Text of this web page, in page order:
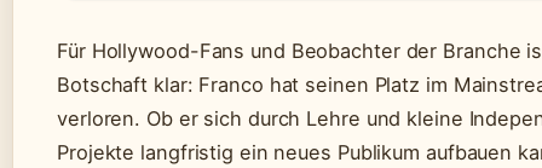
Für Hollywood-Fans und Beobachter der Branche
Botschaft klar: Franco hat seinen Platz im
verloren. Ob er sich durch Lehre und kleine
Projekte langfristig ein neues Publikum aufbauen